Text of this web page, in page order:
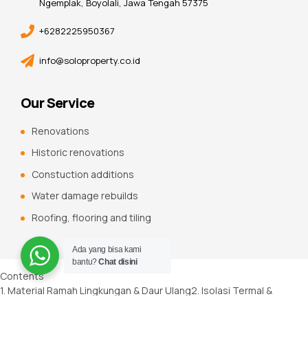
Ngemplak, Boyolali, Jawa Tengah 57375
+6282225950367
info@soloproperty.co.id
Our Service
Renovations
Historic renovations
Constuction additions
Water damage rebuilds
Roofing, flooring and tiling
Contents
1. Material Ramah Lingkungan & Daur Ulang2. Isolasi Termal &
Ada yang bisa kami
bantu?Chat disini